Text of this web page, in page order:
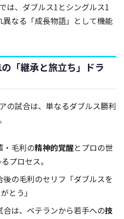
は、ダブルス1とシングルス1
なる「成長物語」として機能
「継承と旅立ち」ドラ
の試合は、単なるダブルス勝利
・毛利の精神的覚醒とプロの世
プロセス。
後の毛利のセリフ「ダブルスを
とう」
合は、ベテランから若手への技